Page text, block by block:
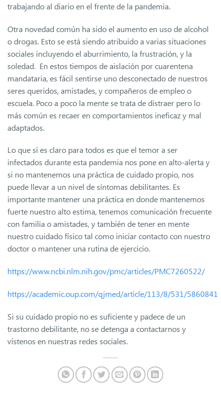
trabajando al diario en el frente de la pandemia.
Otra novedad común ha sido el aumento en uso de alcohol
o drogas. Esto se está siendo atribuido a varias situaciones
sociales incluyendo el aburrimiento, la frustración, y la
soledad. En estos tiempos de aislación por cuarentena
mandataria, es fácil sentirse uno desconectado de nuestros
seres queridos, amistades, y compañeros de empleo o
escuela. Poco a poco la mente se trata de distraer pero lo
más común es recaer en comportamientos ineficaz y mal
adaptados.
Lo que sí es claro para todos es que el temor a ser
infectados durante esta pandemia nos pone en alto-alerta y
si no mantenemos una práctica de cuidado propio, nos
puede llevar a un nivel de síntomas debilitantes. Es
importante mantener una práctica en donde mantenemos
fuerte nuestro alto estima, tenemos comunicación frecuente
con familia o amistades, y también de tener en mente
nuestro cuidado físico tal como iniciar contacto con nuestro
doctor o mantener una rutina de ejercicio.
https://www.ncbi.nlm.nih.gov/pmc/articles/PMC7260522/
https://academic.oup.com/qjmed/article/113/8/531/5860841
Si su cuidado propio no es suficiente y padece de un
trastorno debilitante, no se detenga a contactarnos y
vístenos en nuestras redes sociales.